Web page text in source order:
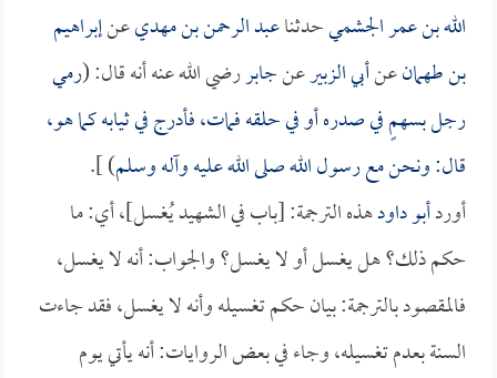
الله بن عمر الجشميحدثناعبد الرحمن بن مهديعنإبراهيم
بن طهمانعنأبي الزبيرعنجابررضي الله عنه أنه قال: (رمي
رجل بسهمٍ في صدره أو في حلقه فمات، فأدرج في ثيابه كما هو،
قال: ونحن مع رسول الله صلى الله عليه وآله وسلم) ].
أوردأبو داودهذه الترجمة: [باب في الشهيد يُغسل]، أي: ما
حكم ذلك؟ هل يغسل أو لا يغسل؟ والجواب: أنه لا يغسل،
فالمقصود بالترجمة: بيان حكم تغسيله وأنه لا يغسل، فقد جاءت
السنة بعدم تغسيله، وجاء في بعض الروايات: أنه يأتي يوم